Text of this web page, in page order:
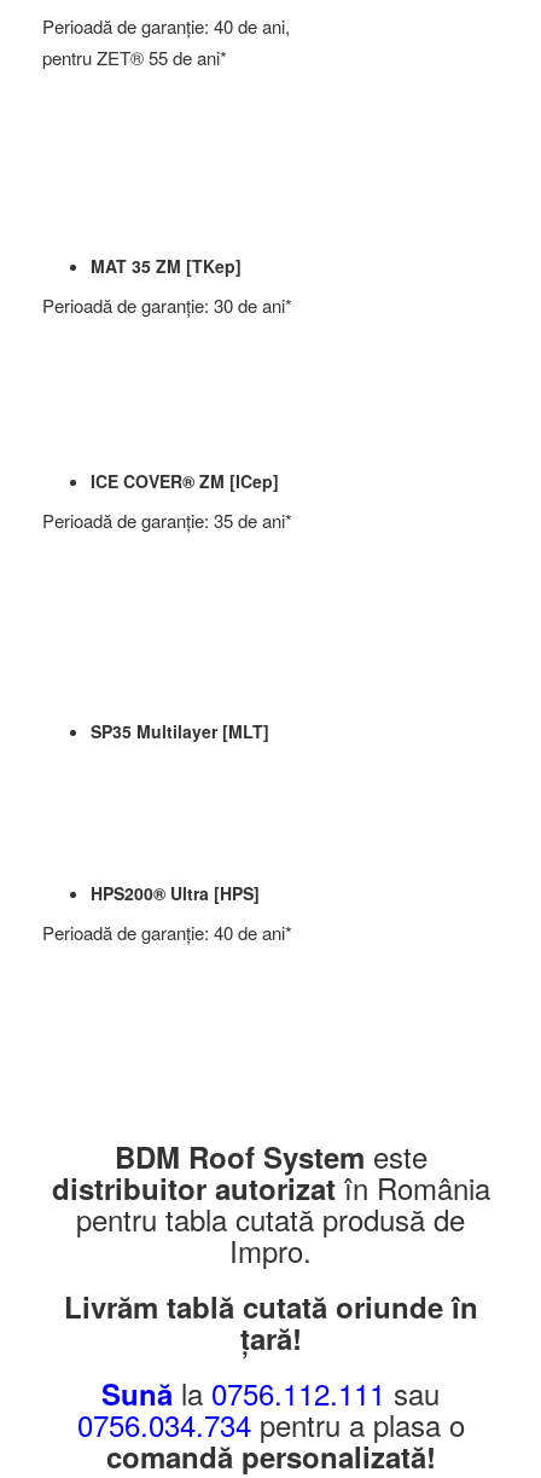
Perioadă de garanţie: 40 de ani,
pentru ZET® 55 de ani*
MAT 35 ZM [TKep]
Perioadă de garanţie: 30 de ani*
ICE COVER® ZM [ICep]
Perioadă de garanţie: 35 de ani*
SP35 Multilayer [MLT]
HPS200® Ultra [HPS]
Perioadă de garanţie: 40 de ani*
BDM Roof System este
distribuitor autorizatîn România
pentru tabla cutată produsă de
Impro.
Livrăm tablă cutată oriunde în
țară!
Sună la 0756.112.111 sau
0756.034.734pentru a plasa o
comandă personalizată!